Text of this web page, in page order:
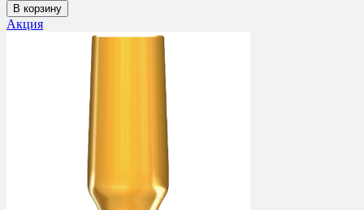
В корзину
Акция